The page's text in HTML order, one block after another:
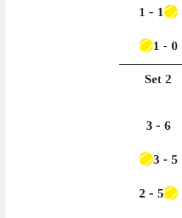
1 - 1
1 - 0
Set 2
3 - 6
3 - 5
2 - 5